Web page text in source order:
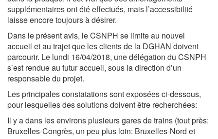
supplémentaires ont été effectués, mais l’accessibilité
laisse encore toujours à désirer.
Dans le présent avis, le CSNPH se limite au nouvel
accueil et au trajet que les clients de la DGHAN doivent
parcourir. Le lundi 16/04/2018, une délégation du CSNPH
s’est rendue au futur accueil, sous la direction d’un
responsable du projet.
Les principales constatations sont exposées ci-dessous,
pour lesquelles des solutions doivent être recherchées:
Il y a dans les environs plusieurs gares de trains (tout près:
Bruxelles-Congrès, un peu plus loin: Bruxelles-Nord et